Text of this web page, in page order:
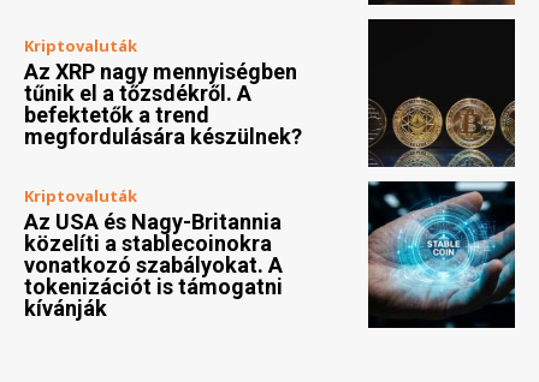
Kriptovaluták
Az XRP nagy mennyiségben
tűnik el a tőzsdékről. A
befektetők a trend
megfordulására készülnek?
Kriptovaluták
Az USA és Nagy-Britannia
közelíti a stablecoinokra
vonatkozó szabályokat. A
tokenizációt is támogatni
kívánják